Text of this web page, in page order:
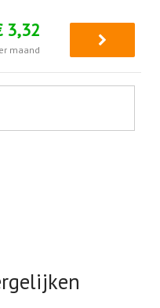
3,32
maand